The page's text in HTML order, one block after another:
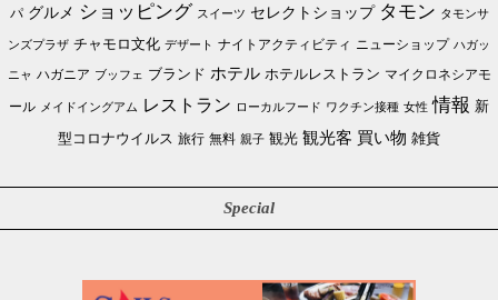
パ グルメ ショッピング スイーツ セレクトショップ タモン タモンサ
ンズプラザ チャモロ文化 デザート ナイトアクティビティ ニューショップ ハガッ
ニャ ハガニア ブッフェ ブランド ホテル ホテルレストラン マイクロネシアモ
ール メイドイングアム レストラン ローカルフード ワクチン接種 女性 情報 新
型コロナウイルス 旅行 無料 親子 観光 観光客 買い物 雑貨
Special